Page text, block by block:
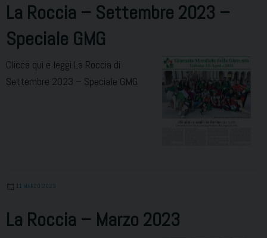
La Roccia – Settembre 2023 –
Speciale GMG
Clicca qui e leggi La Roccia di
Settembre 2023 – Speciale GMG
11 MARZO 2023
La Roccia – Marzo 2023